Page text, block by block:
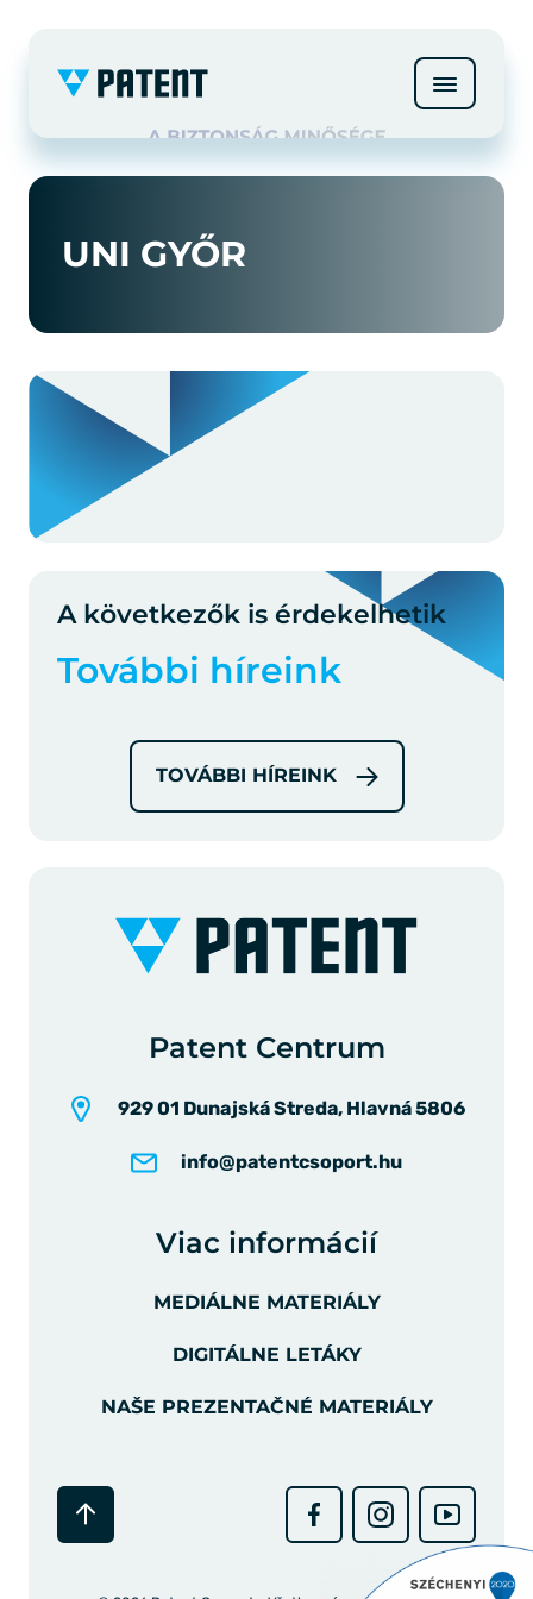
UNI GYŐR
A következők is érdekelhetik
További híreink
TOVÁBBI HÍREINK
Patent Centrum
929 01 Dunajská Streda, Hlavná 5806
info@patentcsoport.hu
Viac informácií
MEDIÁLNE MATERIÁLY
DIGITÁLNE LETÁKY
NAŠE PREZENTAČNÉ MATERIÁLY